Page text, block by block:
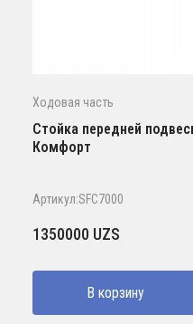
Ходовая часть
Стойка передней
Комфорт
Артикул:SFC7000
1350000 UZS
В корзину